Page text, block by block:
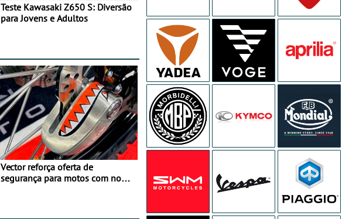
Teste Kawasaki Z650 S: Diversão
para Jovens e Adultos
Vector reforça oferta de
segurança para motos com nova